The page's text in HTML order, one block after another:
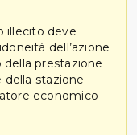
illecito deve
dell’azione
prestazione
della stazione
economico